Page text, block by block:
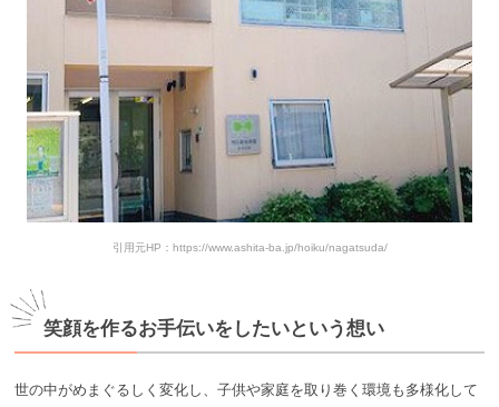
引用元HP：https://www.ashita-ba.jp/hoiku/nagatsuda/
笑顔を作るお手伝いをしたいという想い
世の中がめまぐるしく変化し、子供や家庭を取り巻く環境も多様化して